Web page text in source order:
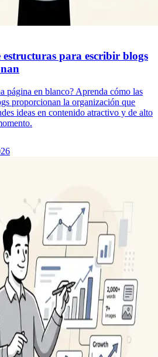
para escribir blogs
página en blanco? Aprenda cómo las
proporcionan la organización que
ideas en contenido atractivo y de alto